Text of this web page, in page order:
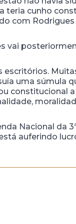
teria cunho
com Rodrigues
vai
uma súmula
constitucional
Nacional da
auferindo